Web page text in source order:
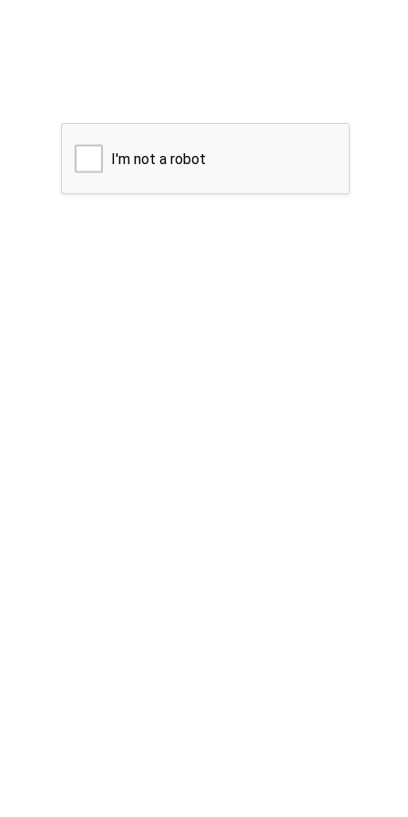
I'm not a robot